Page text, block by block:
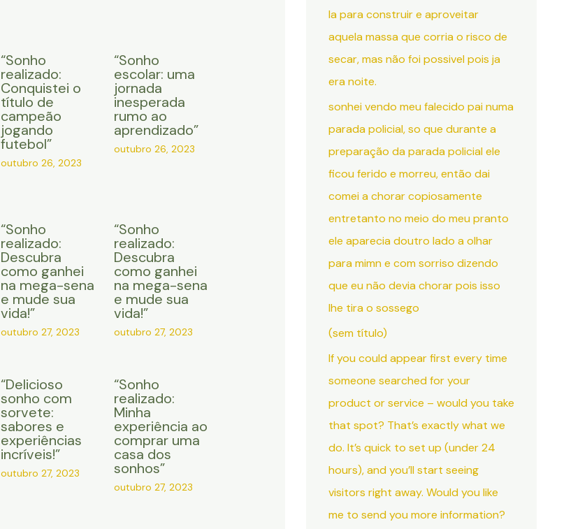
“Sonho
realizado:
Conquistei o
título de
campeão
jogando
futebol”
outubro 26, 2023
“Sonho
escolar: uma
jornada
inesperada
rumo ao
aprendizado”
outubro 26, 2023
“Sonho
realizado:
Descubra
como ganhei
na mega-sena
e mude sua
vida!”
outubro 27, 2023
“Sonho
realizado:
Descubra
como ganhei
na mega-sena
e mude sua
vida!”
outubro 27, 2023
“Delicioso
sonho com
sorvete:
sabores e
experiências
incríveis!”
outubro 27, 2023
“Sonho
realizado:
Minha
experiência ao
comprar uma
casa dos
sonhos”
outubro 27, 2023
la para construir e aproveitar
aquela massa que corria o risco de
secar, mas não foi possivel pois ja
era noite.
sonhei vendo meu falecido pai numa
parada policial, so que durante a
preparação da parada policial ele
ficou ferido e morreu, então dai
comei a chorar copiosamente
entretanto no meio do meu pranto
ele aparecia doutro lado a olhar
para mimn e com sorriso dizendo
que eu não devia chorar pois isso
lhe tira o sossego
(sem título)
If you could appear first every time
someone searched for your
product or service – would you take
that spot? That’s exactly what we
do. It’s quick to set up (under 24
hours), and you’ll start seeing
visitors right away. Would you like
me to send you more information?